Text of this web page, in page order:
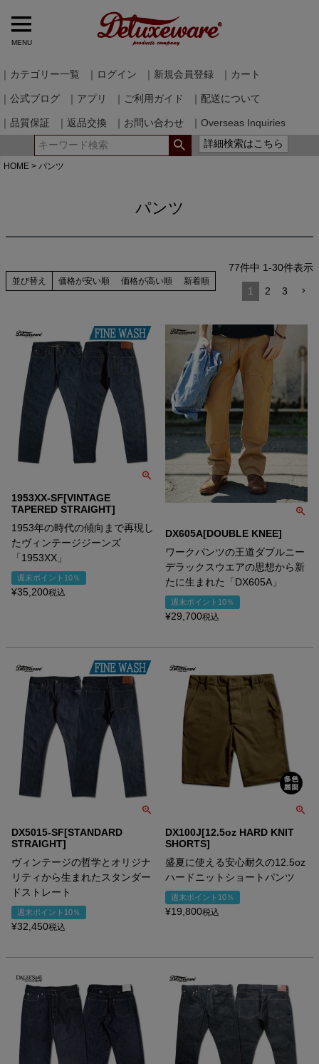
MENU
｜カテゴリー一覧 ｜ログイン ｜新規会員登録 ｜カート
｜公式ブログ ｜アプリ ｜ご利用ガイド ｜配送について
｜品質保証 ｜返品交換 ｜お問い合わせ
｜Overseas Inquiries
詳細検索はこちら
HOME パンツ
パンツ
並び替え 価格が安い順 価格が高い順 新着順
77件中 1-30件表示
1 2 3
1953XX-SF[VINTAGE
TAPERED STRAIGHT]
1953年の時代の傾向まで再現し
たヴィンテージジーンズ
「1953XX」
週末ポイント10％
¥35,200税込
DX605A[DOUBLE KNEE]
ワークパンツの王道ダブルニー
デラックスウエアの思想から新
たに生まれた「DX605A」
週末ポイント10％
¥29,700税込
DX5015-SF[STANDARD
STRAIGHT]
ヴィンテージの哲学とオリジナ
リティから生まれたスタンダー
ドストレート
週末ポイント10％
¥32,450税込
DX100J[12.5oz HARD KNIT
SHORTS]
盛夏に使える安心耐久の12.5oz
ハードニットショートパンツ
週末ポイント10％
¥19,800税込